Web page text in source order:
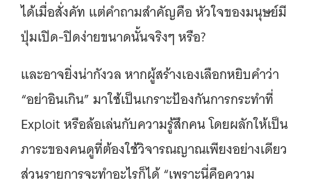
ได้เมื่อสั่งคัท แต่คำถามสำคัญคือ หัวใจของมนุษย์มี
ปุ่มเปิด-ปิดง่ายขนาดนั้นจริงๆ หรือ?
และอาจยิ่งน่ากังวล หากผู้สร้างเองเลือกหยิบคำว่า
“อย่าอินเกิน” มาใช้เป็นเกราะป้องกันการกระทำที่
Exploit หรือล้อเล่นกับความรู้สึกคน โดยผลักให้เป็น
ภาระของคนดูที่ต้องใช้วิจารณญาณเพียงอย่างเดียว
ส่วนรายการจะทำอะไรก็ได้ “เพราะนี่คือความ